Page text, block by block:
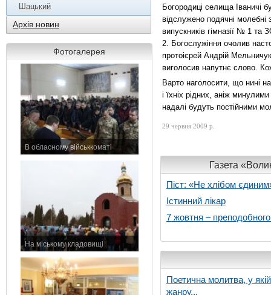
Шацький
Архів новин
Фотогалерея
В обласному військкоматі
На міському кладовищі
Богородиці селища Іваничі
відслужено подячні молебні
випускників гімназії № 1
2. Богослужіння очолив
протоієрей Андрій
виголосив напутнє слово.
Варто наголосити, що нині
і їхніх рідних, аніж
надалі будуть постійними
29 червня 2009 р.
Газета
Піст: «Не хлібом
Істинний лікар
7 жовтня –
Поетична молитва, у
жанру...